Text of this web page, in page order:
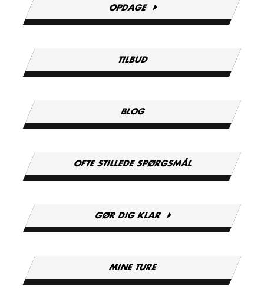
OPDAGE
TILBUD
BLOG
OFTE STILLEDE SPØRGSMÅL
GØR DIG KLAR
MINE TURE